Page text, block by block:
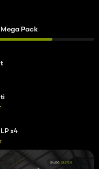
Pack
x4